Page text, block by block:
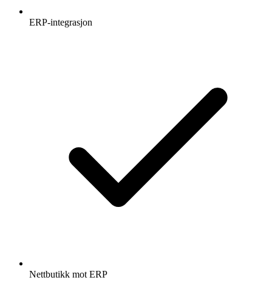
ERP-integrasjon
Nettbutikk mot ERP